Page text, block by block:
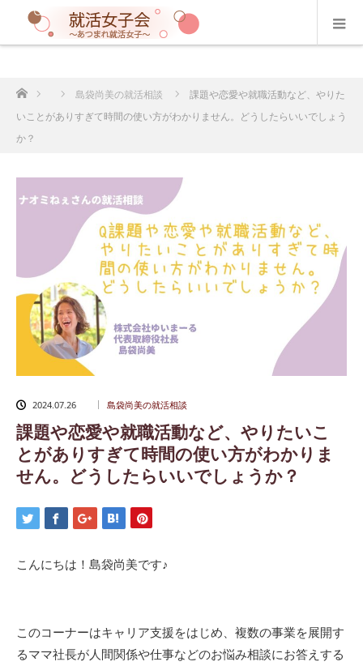
ホーム 島袋尚美の就活相談
課題や恋愛や就職活動など、やりた
いことがありすぎて時間の使い方がわかりません。どうしたらいいでしょう
か？
2024.07.26 島袋尚美の就活相談
課題や恋愛や就職活動など、やりたいこ
とがありすぎて時間の使い方がわかりま
せん。どうしたらいいでしょうか？
こんにちは！島袋尚美です♪
このコーナーはキャリア支援をはじめ、複数の事業を展開す
るママ社長が人間関係や仕事などのお悩み相談にお答えする